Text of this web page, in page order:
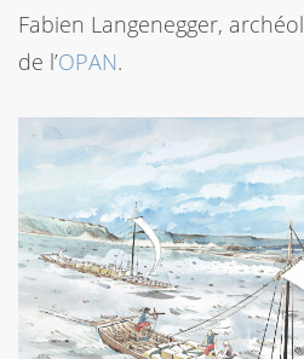
Fabien Langenegger,
de l’OPAN.